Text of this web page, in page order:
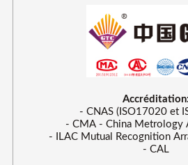
Accréditation:
- CNAS (ISO17020 et
- CMA - China Metrology
- ILAC Mutual Recognition
- CAL